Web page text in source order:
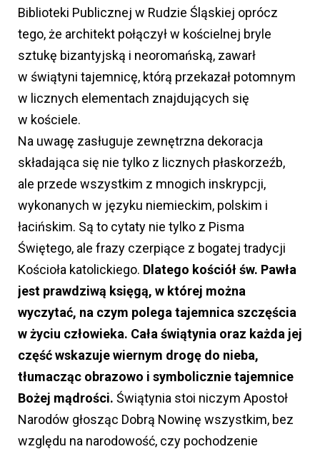
Biblioteki Publicznej w Rudzie Śląskiej oprócz
tego, że architekt połączył w kościelnej bryle
sztukę bizantyjską i neoromańską, zawarł
w świątyni tajemnicę, którą przekazał potomnym
w licznych elementach znajdujących się
w kościele.
Na uwagę zasługuje zewnętrzna dekoracja
składająca się nie tylko z licznych płaskorzeźb,
ale przede wszystkim z mnogich inskrypcji,
wykonanych w języku niemieckim, polskim i
łacińskim. Są to cytaty nie tylko z Pisma
Świętego, ale frazy czerpiące z bogatej tradycji
Kościoła katolickiego. Dlatego kościół św. Pawła
jest prawdziwą księgą, w której można
wyczytać, na czym polega tajemnica szczęścia
w życiu człowieka. Cała świątynia oraz każda jej
część wskazuje wiernym drogę do nieba,
tłumacząc obrazowo i symbolicznie tajemnice
Bożej mądrości. Świątynia stoi niczym Apostoł
Narodów głosząc Dobrą Nowinę wszystkim, bez
względu na narodowość, czy pochodzenie